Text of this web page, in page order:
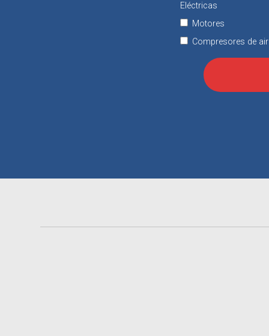
Eléctricas
Motores
Compresores de